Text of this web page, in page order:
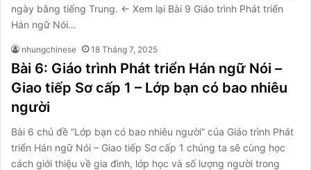
ngày bằng tiếng Trung. ← Xem lại Bài 9 Giáo trình Phát triển
Hán ngữ Nói…
nhungchinese 18 Tháng 7, 2025
Bài 6: Giáo trình Phát triển Hán ngữ Nói –
Giao tiếp Sơ cấp 1 – Lớp bạn có bao nhiêu
người
Bài 6 chủ đề “Lớp bạn có bao nhiêu người” của Giáo trình Phát
triển Hán ngữ Nói – Giao tiếp Sơ cấp 1 chúng ta sẽ cùng học
cách giới thiệu về gia đình, lớp học và số lượng người trong